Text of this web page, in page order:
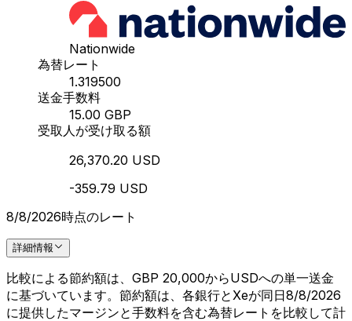
Nationwide
為替レート
1.319500
送金手数料
15.00 GBP
受取人が受け取る額
26,370.20 USD
-359.79 USD
8/8/2026時点のレート
詳細情報
比較による節約額は、GBP 20,000からUSDへの単一送金
に基づいています。節約額は、各銀行とXeが同日8/8/2026
に提供したマージンと手数料を含む為替レートを比較して計